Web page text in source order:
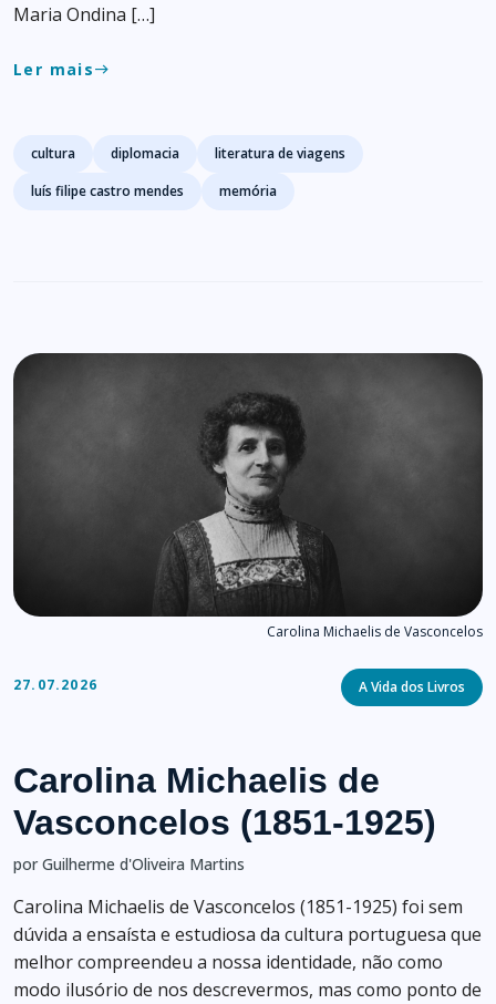
Maria Ondina […]
Ler maiseast
Tags
cultura diplomacia
literatura de viagens
luís filipe castro mendes
memória
Carolina Michaelis de Vasconcelos
27.07.2026 Categories
A Vida dos Livros
Carolina Michaelis de
Vasconcelos (1851-1925)
por Guilherme d'Oliveira Martins
Carolina Michaelis de Vasconcelos (1851-1925) foi sem
dúvida a ensaísta e estudiosa da cultura portuguesa que
melhor compreendeu a nossa identidade, não como
modo ilusório de nos descrevermos, mas como ponto de